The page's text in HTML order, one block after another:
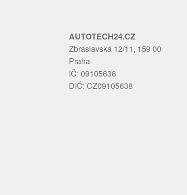
AUTOTECH24.CZ
Zbraslavská 12/11, 159 00
Praha
IČ: 09105638
DIČ: CZ09105638